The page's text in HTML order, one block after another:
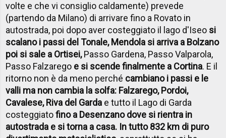
volte e che vi consiglio caldamente) prevede
(partendo da Milano) di arrivare fino a Rovato in
autostrada, poi dopo aver costeggiato il lago d'Iseo si
scalano i passi del Tonale, Mendola si arriva a Bolzano
poi si sale a Ortisei,Passo Gardena, Passo Valparola,
Passo Falzarego e si scende finalmente a Cortina. E il
ritorno non è da meno perché cambiano i passi e le
valli ma non cambia la solfa: Falzarego, Pordoi,
Cavalese, Riva del Garda e tutto il Lago di Garda
costeggiatofino a Desenzano dove si rientra in
autostrada e si torna a casa. In tutto 832 km di puro